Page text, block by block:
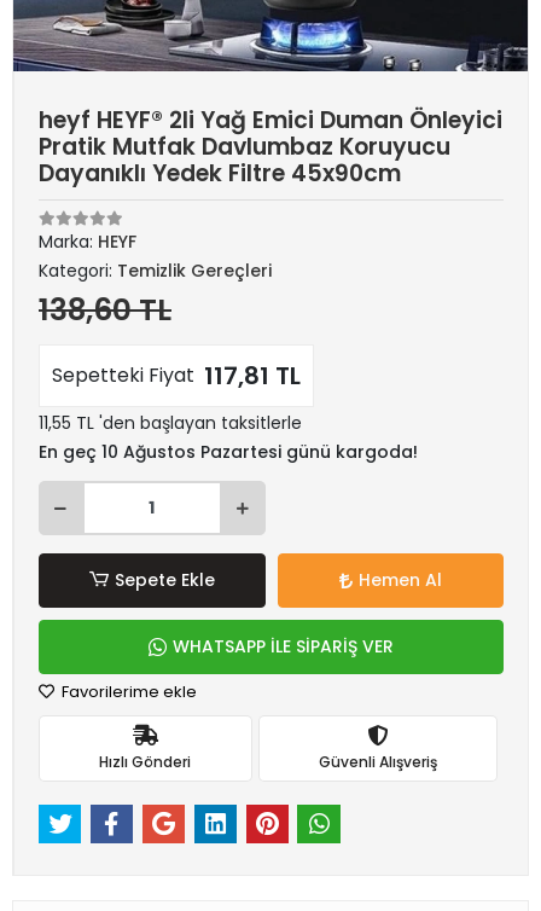
heyf HEYF® 2li Yağ Emici Duman Önleyici
Pratik Mutfak Davlumbaz Koruyucu
Dayanıklı Yedek Filtre 45x90cm
Marka: HEYF
Kategori: Temizlik Gereçleri
138,60 TL
Sepetteki Fiyat 117,81 TL
11,55 TL 'den başlayan taksitlerle
En geç 10 Ağustos Pazartesi günü kargoda!
Sepete Ekle Hemen Al
WHATSAPP İLE SİPARİŞ VER
Favorilerime ekle
Hızlı Gönderi Güvenli Alışveriş